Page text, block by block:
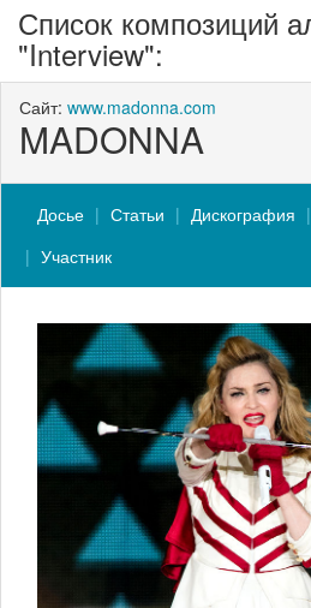
Список композиций
"Interview":
Сайт: www.madonna.com
MADONNA
Досье Статьи Дискография
Участник